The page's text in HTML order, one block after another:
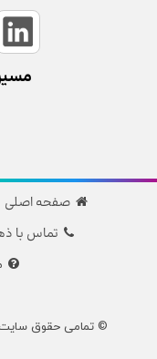
صفحه اصلی
تماس با
© تمامی حقوق